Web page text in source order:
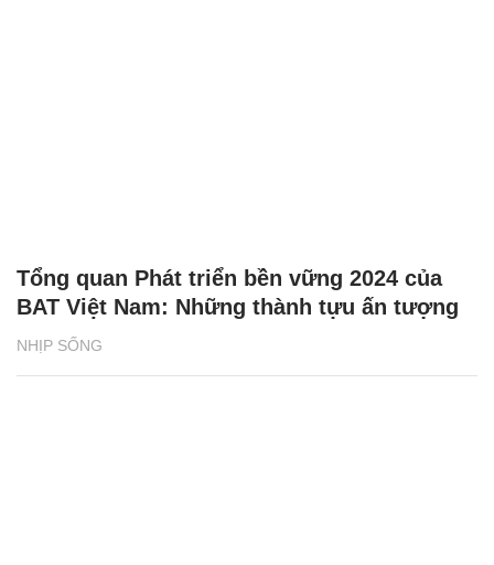
NHỊP SỐNG
Tổng quan Phát triển bền vững 2024 của
BAT Việt Nam: Những thành tựu ấn tượng